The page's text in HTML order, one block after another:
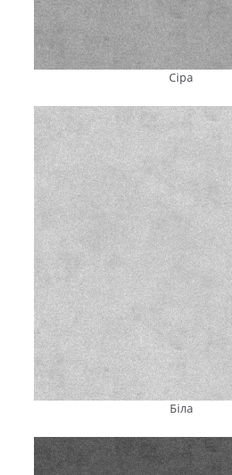
В основі суміші — цемент,
197–1:2015 . Його якість
відповідність європейським
лабораторією Wilhelm Dyckerhoff
стабільність характеристик виробів
терміну служби. До складу входить
пісок, що формує щільну структуру
створюють міцний «скелет» виробу
стійкість до навантажень.
Ключову роль у підвищенні
властивостейплитки відіграють
добавки
Пластифікатори від MC-
продукція одного зі світових
будівельної хімії. Вони
бетонної суміші, сприяють
компонентів і якісному
вібропресування. У результаті
однорідна структура без
безпосередньо впливає на
плитки.
Модифікатори морозостійкості
упродовж 200 циклів замерзання
утворення тріщин і зниження
Сіра
Біла